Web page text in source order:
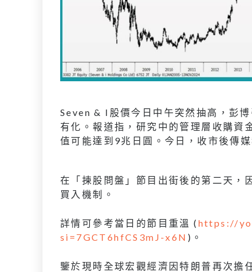
Seven & I股價今日中午突然抽高，彭
有化。報道指，研究中的管理層收購資
值可能達到9兆日圓。今日，收市後傳
在「揀股問盤」節目出街後的第二天
買入機制。
詳情可參考當日的節目重溫 ( https://
si=7GCT6hfCS3mJ-x6N )。
鑒於現時全球宏觀經濟因特朗普再次擔